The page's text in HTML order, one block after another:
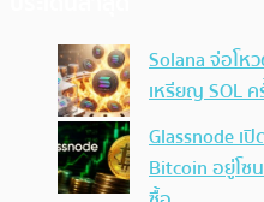
Solana จ่อโห
เหรียญ SOL
Glassnode เ
Bitcoin อยู่โซ